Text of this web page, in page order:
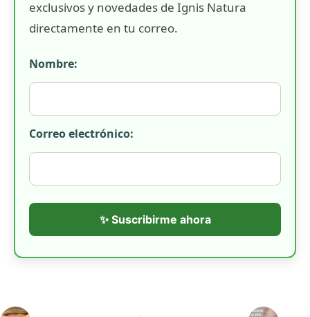
exclusivos y novedades de Ignis Natura
directamente en tu correo.
Nombre:
Correo electrónico:
✨ Suscribirme ahora